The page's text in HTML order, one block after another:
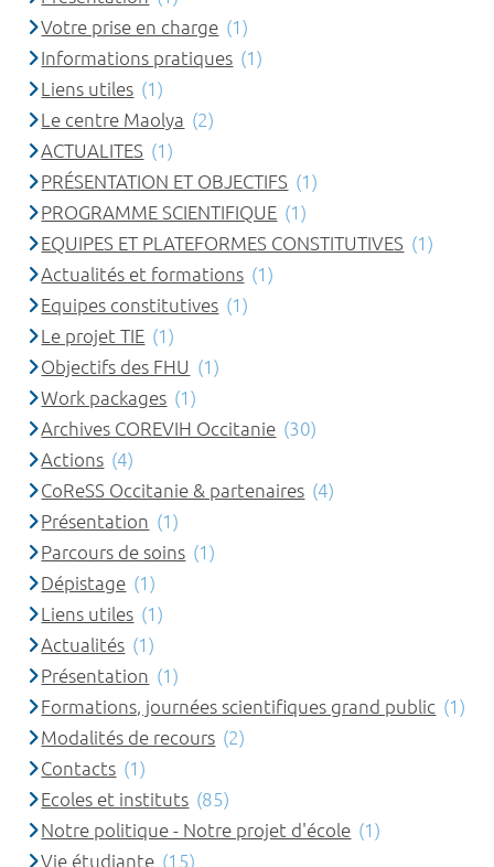
Votre prise en charge (1)
Informations pratiques (1)
Liens utiles (1)
Le centre Maolya (2)
ACTUALITES (1)
PRÉSENTATION ET OBJECTIFS (1)
PROGRAMME SCIENTIFIQUE (1)
EQUIPES ET PLATEFORMES CONSTITUTIVES (1)
Actualités et formations (1)
Equipes constitutives (1)
Le projet TIE (1)
Objectifs des FHU (1)
Work packages (1)
Archives COREVIH Occitanie (30)
Actions (4)
CoReSS Occitanie & partenaires (4)
Présentation (1)
Parcours de soins (1)
Dépistage (1)
Liens utiles (1)
Actualités (1)
Présentation (1)
Formations, journées scientifiques grand public (1)
Modalités de recours (2)
Contacts (1)
Ecoles et instituts (85)
Notre politique - Notre projet d'école (1)
Vie étudiante (15)